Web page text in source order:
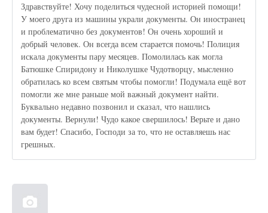
Здравствуйте! Хочу поделиться чудесной историей помощи!
У моего друга из машины украли документы. Он иностранец
и проблематично без документов! Он очень хороший и
добрый человек. Он всегда всем старается помочь! Полиция
искала документы пару месяцев. Помолилась как могла
Батюшке Спиридону и Николушке Чудотворцу, мысленно
обратилась ко всем святым чтобы помогли! Подумала ещё вот
помогли же мне раньше мой важный документ найти.
Буквально недавно позвонил и сказал, что нашлись
документы. Вернули! Чудо какое свершилось! Верьте и дано
вам будет! Спасибо, Господи за то, что не оставляешь нас
грешных.